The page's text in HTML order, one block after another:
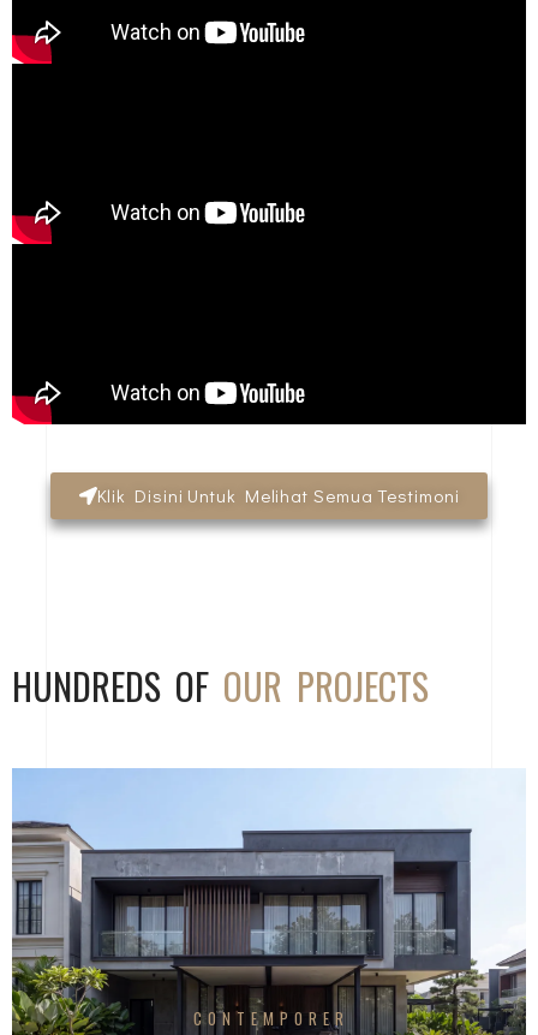
Klik Disini Untuk Melihat Semua Testimoni
HUNDREDS OF OUR PROJECTS
CONTEMPORER